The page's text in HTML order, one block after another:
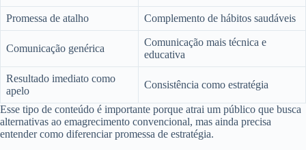
Promessa de atalho Complemento de hábitos saudáveis
Comunicação genérica
Comunicação mais técnica e
educativa
Resultado imediato como
apelo
Consistência como estratégia
Esse tipo de conteúdo é importante porque atrai um público que busca
alternativas ao emagrecimento convencional, mas ainda precisa
entender como diferenciar promessa de estratégia.